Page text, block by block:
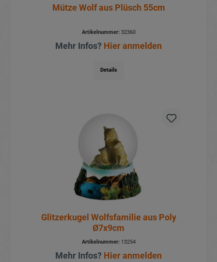
Mütze Wolf aus Plüsch 55cm
Artikelnummer:32360
Mehr Infos? Hier anmelden
Details
Glitzerkugel Wolfsfamilie aus Poly
Ø7x9cm
Artikelnummer:13254
Mehr Infos? Hier anmelden